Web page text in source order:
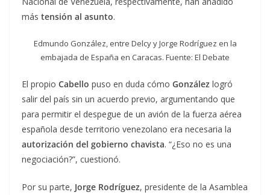
más tensión al asunto.
Edmundo González, entre Delcy y Jorge Rodríguez en la
embajada de España en Caracas. Fuente: El Debate
El propio Cabello puso en duda cómo González logró
salir del país sin un acuerdo previo, argumentando que
para permitir el despegue de un avión de la fuerza aérea
española desde territorio venezolano era necesaria la
autorización del gobierno chavista. “¿Eso no es una
negociación?”, cuestionó.
Por su parte, Jorge Rodríguez, presidente de la Asamblea